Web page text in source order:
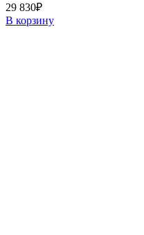
29 830₽
В корзину